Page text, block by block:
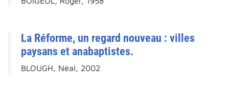
La Réforme, un regard nouveau : villes
paysans et anabaptistes.
BLOUGH, Néal, 2002